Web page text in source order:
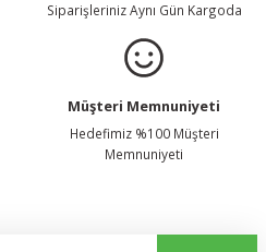
Siparişleriniz Aynı Gün Kargoda
Müşteri Memnuniyeti
Hedefimiz %100 Müşteri
Memnuniyeti